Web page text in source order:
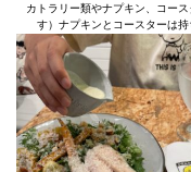
カトラリー類やナプキン、コー
す）ナプキンとコースターは